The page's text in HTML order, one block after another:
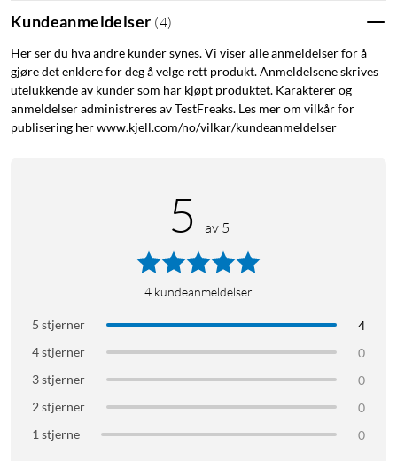
Kundeanmeldelser (4)
Her ser du hva andre kunder synes. Vi viser alle anmeldelser for å
gjøre det enklere for deg å velge rett produkt. Anmeldelsene skrives
utelukkende av kunder som har kjøpt produktet. Karakterer og
anmeldelser administreres av TestFreaks. Les mer om vilkår for
publisering her www.kjell.com/no/vilkar/kundeanmeldelser
5 av 5
4 kundeanmeldelser
5 stjerner
4
4 stjerner
0
3 stjerner
0
2 stjerner
0
1 stjerne
0